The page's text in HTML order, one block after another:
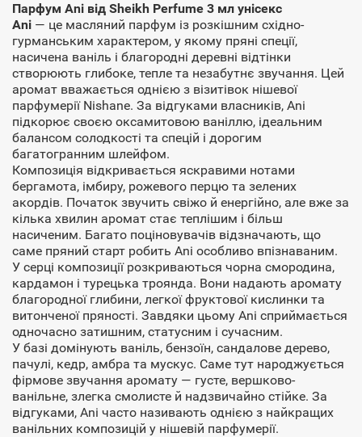
Парфум Ani від Sheikh Perfume 3 мл унісекс
Ani — це масляний парфум із розкішним східно-
гурманським характером, у якому пряні спеції,
насичена ваніль і благородні деревні відтінки
створюють глибоке, тепле та незабутнє звучання. Цей
аромат вважається однією з візитівок нішевої
парфумерії Nishane. За відгуками власників, Ani
підкорює своєю оксамитовою ваніллю, ідеальним
балансом солодкості та спецій і дорогим
багатогранним шлейфом.
Композиція відкривається яскравими нотами
бергамота, імбиру, рожевого перцю та зелених
акордів. Початок звучить свіжо й енергійно, але вже за
кілька хвилин аромат стає теплішим і більш
насиченим. Багато поціновувачів відзначають, що
саме пряний старт робить Ani особливо впізнаваним.
У серці композиції розкриваються чорна смородина,
кардамон і турецька троянда. Вони надають аромату
благородної глибини, легкої фруктової кислинки та
витонченої пряності. Завдяки цьому Ani сприймається
одночасно затишним, статусним і сучасним.
У базі домінують ваніль, бензоїн, сандалове дерево,
пачулі, кедр, амбра та мускус. Саме тут народжується
фірмове звучання аромату — густе, вершково-
ванільне, злегка смолисте й надзвичайно стійке. За
відгуками, Ani часто називають однією з найкращих
ванільних композицій у нішевій парфумерії.